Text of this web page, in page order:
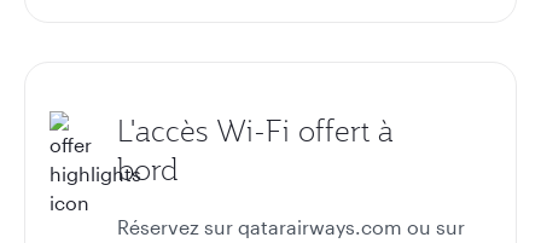
L'accès Wi-Fi offert à
bord
Réservez sur qatarairways.com ou sur